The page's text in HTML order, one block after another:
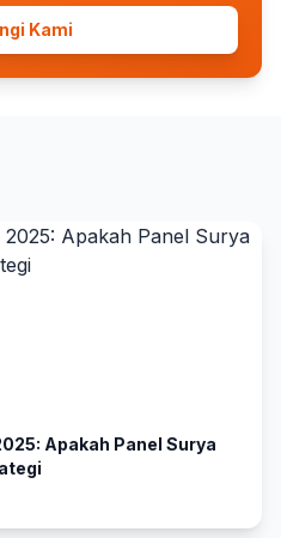
Kami
Apakah Panel Surya